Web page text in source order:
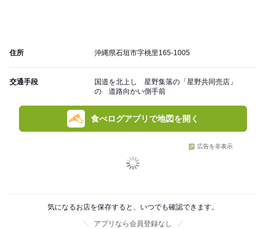
住所 沖縄県石垣市字桃里165-1005
交通手段
国道を北上し 星野集落の「星野共同売店」
の 道路向かい側手前
食べログアプリで地図を開く
広告を非表示
気になるお店を保存すると、いつでも確認できます。
アプリなら会員登録なし